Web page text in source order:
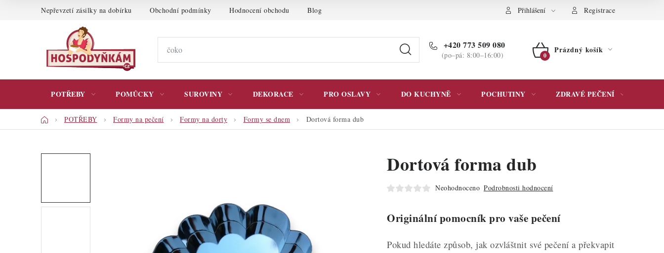
Nepřevzetí zásilky na dobírku Obchodní podmínky Hodnocení obchodu Blog Podmínky ochrany osobních údajů Přihlášení Registrace
+420 773 509 080
(po–pá: 8:00–16:00)
NÁKUPNÍ
Prázdný košík
POTŘEBY POMŮCKY SUROVINY DEKORACE PRO OSLAVY DO KUCHYNĚ POCHUTINY ZDRAVÉ PEČENÍ
DomůPOTŘEBY Formy na pečení Formy na dorty Formy se dnem Dortová forma dub
Dortová forma dub
Neohodnoceno Podrobnosti hodnocení
Originální pomocník pro vaše pečení
Pokud hledáte způsob, jak ozvláštnit své pečení a překvapit